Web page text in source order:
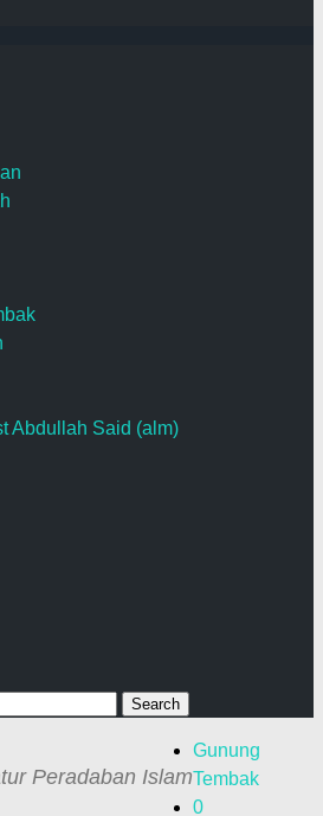
Abdullah Said (alm)
Peradaban Islam
Gunung
Tembak
0